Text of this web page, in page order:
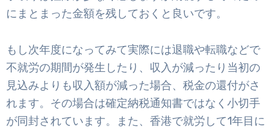
にまとまった金額を残しておくと良いです。
もし次年度になってみて実際には退職や転職などで
不就労の期間が発生したり、収入が減ったり当初の
見込みよりも収入額が減った場合、税金の還付がさ
れます。その場合は確定納税通知書ではなく小切手
が同封されています。また、香港で就労して1年目に